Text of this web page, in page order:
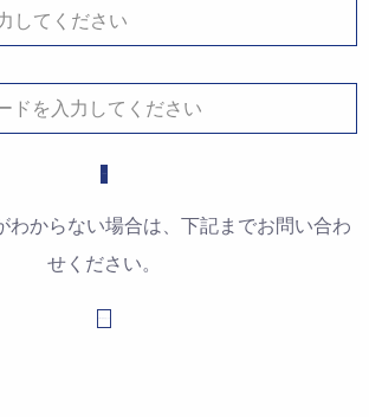
わからない場合は、下記までお問い合わ
せください。